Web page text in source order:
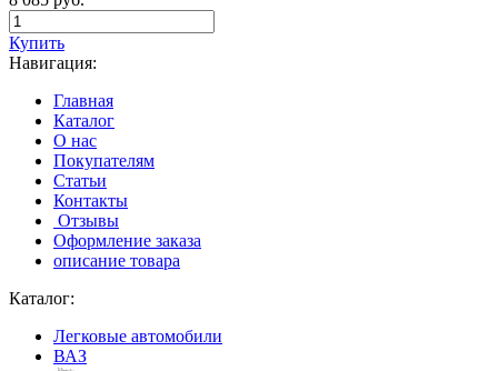
Купить
Навигация:
Главная
Каталог
О нас
Покупателям
Статьи
Контакты
Отзывы
Оформление заказа
описание товара
Каталог:
Легковые автомобили
ВАЗ